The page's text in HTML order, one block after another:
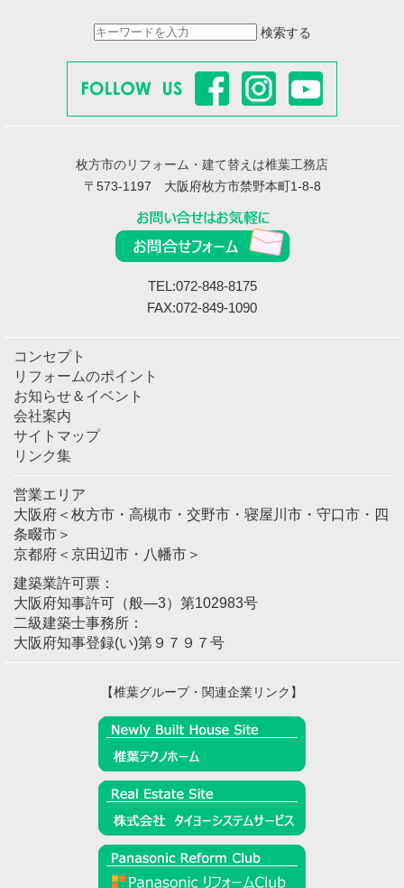
検索する
枚方市のリフォーム・建て替えは椎葉工務店
〒573-1197 大阪府枚方市禁野本町1-8-8
TEL:072-848-8175
FAX:072-849-1090
コンセプト
リフォームのポイント
お知らせ＆イベント
会社案内
サイトマップ
リンク集
営業エリア
大阪府＜枚方市・高槻市・交野市・寝屋川市・守口市・四
条畷市＞
京都府＜京田辺市・八幡市＞
建築業許可票：
大阪府知事許可（般―3）第102983号
二級建築士事務所：
大阪府知事登録(い)第９７９７号
【椎葉グループ・関連企業リンク】